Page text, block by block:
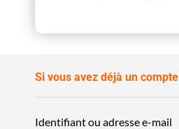
Si vous avez déjà un compte
Identifiant ou adresse e-mail